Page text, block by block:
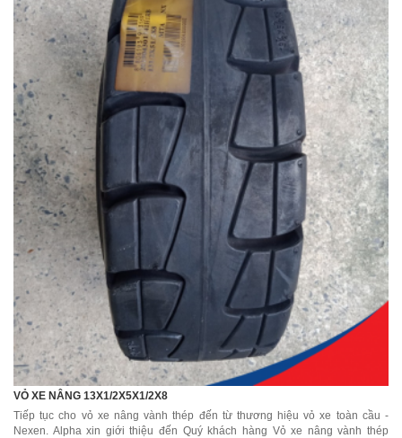
VỎ XE NÂNG 13X1/2X5X1/2X8
Tiếp tục cho vỏ xe nâng vành thép đến từ thương hiệu vỏ xe toàn cầu -
Nexen. Alpha xin giới thiệu đến Quý khách hàng Vỏ xe nâng vành thép